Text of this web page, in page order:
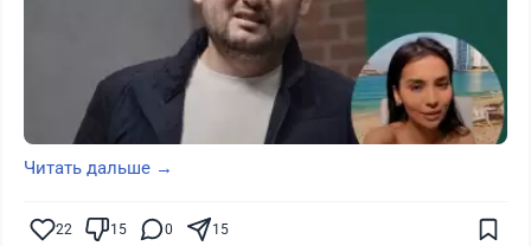
Читать дальше →
22 15 0 15